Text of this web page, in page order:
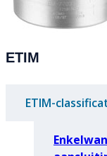
ETIM
ETIM-